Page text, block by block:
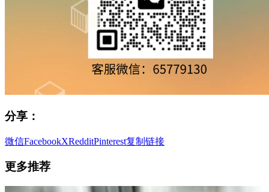
分享：
微信FacebookXRedditPinterest复制链接
更多推荐